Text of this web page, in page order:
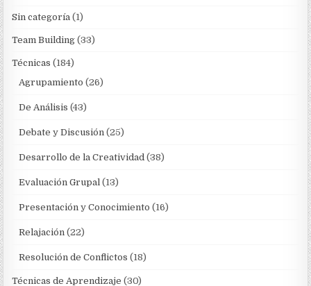
Sin categoría (1)
Team Building (33)
Técnicas (184)
Agrupamiento (26)
De Análisis (43)
Debate y Discusión (25)
Desarrollo de la Creatividad (38)
Evaluación Grupal (13)
Presentación y Conocimiento (16)
Relajación (22)
Resolución de Conflictos (18)
Técnicas de Aprendizaje (30)